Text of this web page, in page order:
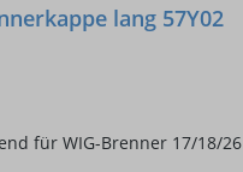
lang 57Y02
für WIG-Brenner 17/18/26